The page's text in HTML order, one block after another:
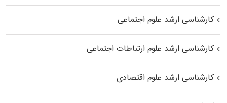
کارشناسی ارشد علوم اجتماعی
کارشناسی ارشد علوم ارتباطات اجتماعی
کارشناسی ارشد علوم اقتصادی